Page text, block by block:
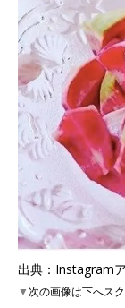
出典：Instagram
▼次の画像は下へス